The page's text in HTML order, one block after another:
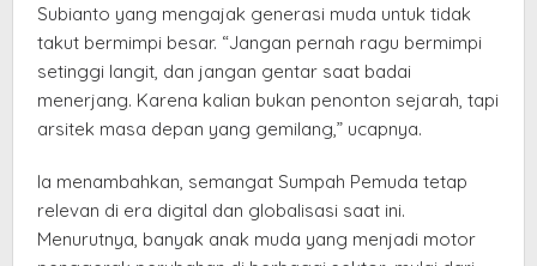
Subianto yang mengajak generasi muda untuk tidak
takut bermimpi besar. “Jangan pernah ragu bermimpi
setinggi langit, dan jangan gentar saat badai
menerjang. Karena kalian bukan penonton sejarah, tapi
arsitek masa depan yang gemilang,” ucapnya.
Ia menambahkan, semangat Sumpah Pemuda tetap
relevan di era digital dan globalisasi saat ini.
Menurutnya, banyak anak muda yang menjadi motor